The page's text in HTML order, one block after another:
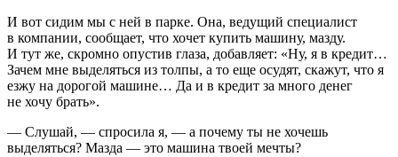
И вот сидим мы с ней в парке. Она, ведущий специалист
в компании, сообщает, что хочет купить машину, мазду.
И тут же, скромно опустив глаза, добавляет: «Ну, я в кредит…
Зачем мне выделяться из толпы, а то еще осудят, скажут, что я
езжу на дорогой машине… Да и в кредит за много денег
не хочу брать».
— Слушай, — спросила я, — а почему ты не хочешь
выделяться? Мазда — это машина твоей мечты?